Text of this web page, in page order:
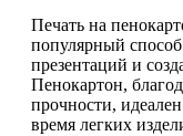
Печать на
популярный
презентаций и
Пенокартон,
прочности,
время легких